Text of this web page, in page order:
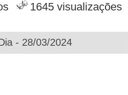
1645 visualizações
- 28/03/2024